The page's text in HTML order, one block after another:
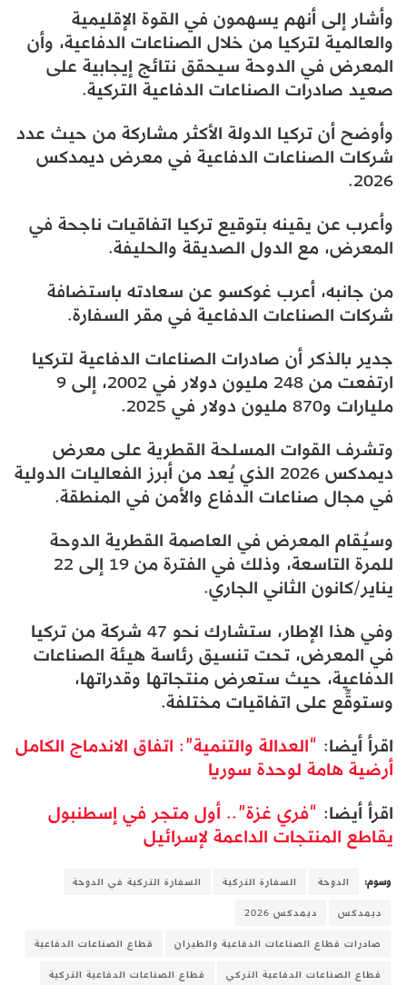
وأشار إلى أنهم يسهمون في القوة الإقليمية
والعالمية لتركيا من خلال الصناعات الدفاعية، وأن
المعرض في الدوحة سيحقق نتائج إيجابية على
صعيد صادرات الصناعات الدفاعية التركية.
وأوضح أن تركيا الدولة الأكثر مشاركة من حيث عدد
شركات الصناعات الدفاعية في معرض ديمدكس
2026.
وأعرب عن يقينه بتوقيع تركيا اتفاقيات ناجحة في
المعرض، مع الدول الصديقة والحليفة.
من جانبه، أعرب غوكسو عن سعادته باستضافة
شركات الصناعات الدفاعية في مقر السفارة.
جدير بالذكر أن صادرات الصناعات الدفاعية لتركيا
ارتفعت من 248 مليون دولار في 2002، إلى 9
مليارات و870 مليون دولار في 2025.
وتشرف القوات المسلحة القطرية على معرض
ديمدكس 2026 الذي يُعد من أبرز الفعاليات الدولية
في مجال صناعات الدفاع والأمن في المنطقة.
وسيُقام المعرض في العاصمة القطرية الدوحة
للمرة التاسعة، وذلك في الفترة من 19 إلى 22
يناير/كانون الثاني الجاري.
وفي هذا الإطار، ستشارك نحو 47 شركة من تركيا
في المعرض، تحت تنسيق رئاسة هيئة الصناعات
الدفاعية، حيث ستعرض منتجاتها وقدراتها،
وستوقِّع على اتفاقيات مختلفة.
اقرأ أيضا: “العدالة والتنمية”: اتفاق الاندماج الكامل
أرضية هامة لوحدة سوريا
اقرأ أيضا: “فري غزة”.. أول متجر في إسطنبول
يقاطع المنتجات الداعمة لإسرائيل
وسوم: الدوحة السفارة التركية
السفارة التركية في الدوحة
ديمدكس
ديمدكس 2026
صادرات قطاع الصناعات الدفاعية والطيران
قطاع الصناعات الدفاعية
قطاع الصناعات الدفاعية التركي
قطاع الصناعات الدفاعية التركية